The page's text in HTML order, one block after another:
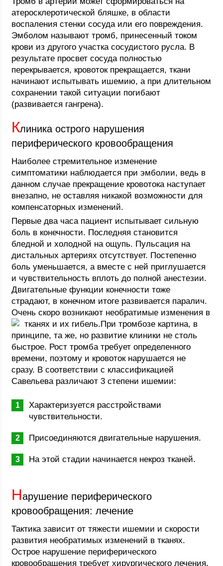
атеросклеротической бляшке, в области
воспаления стенки сосуда или его повреждения.
Эмболом называют тромб, принесенный током
крови из другого участка сосудистого русла. В
результате просвет сосуда полностью
перекрывается, кровоток прекращается, ткани
начинают испытывать ишемию, а при длительном
сохранении такой ситуации погибают
(развивается гангрена).
Клиника острого нарушения
периферического кровообращения
Наиболее стремительное изменение
симптоматики наблюдается при эмболии, ведь в
данном случае прекращение кровотока наступает
внезапно, не оставляя никакой возможности для
компенсаторных изменений.
Первые два часа пациент испытывает сильную
боль в конечности. Последняя становится
бледной и холодной на ощупь. Пульсация на
дистальных артериях отсутствует. Постепенно
боль уменьшается, а вместе с ней приглушается
и чувствительность вплоть до полной анестезии.
Двигательные функции конечности тоже
страдают, в конечном итоге развивается паралич.
Очень скоро возникают необратимые изменения в
тканях и их гибель.При тромбозе картина, в
принципе, та же, но развитие клиники не столь
быстрое. Рост тромба требует определенного
времени, поэтому и кровоток нарушается не
сразу. В соответствии с классификацией
Савельева различают 3 степени ишемии:
Характеризуется расстройствами
чувствительности.
Присоединяются двигательные нарушения.
На этой стадии начинается некроз тканей.
Нарушение периферического
кровообращения: лечение
Тактика зависит от тяжести ишемии и скорости
развития необратимых изменений в тканях.
Острое нарушение периферического
кровообращения требует хирургического лечения.